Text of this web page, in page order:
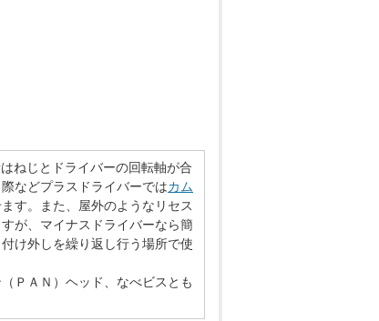
ねじとドライバーの回転軸が合
などプラスドライバーではカム
す。また、屋外のようなリセス
が、マイナスドライバーなら簡
け外しを繰り返し行う場所で使
ＰＡＮ）ヘッド、なべビスとも